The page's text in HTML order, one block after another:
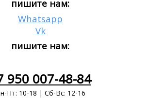
пишите нам:
Whatsapp
Vk
пишите нам:
950 007-48-84
Пт: 10-18 | Сб-Вс: 12-16